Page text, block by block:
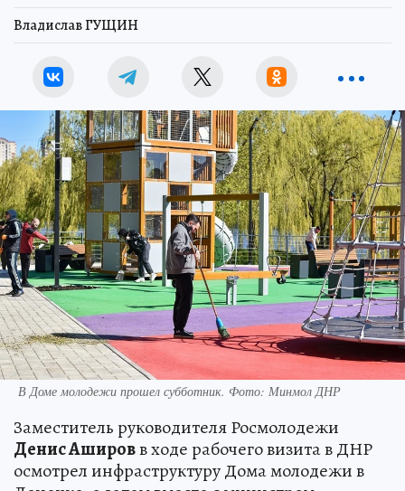
Владислав ГУЩИН
В Доме молодежи прошел субботник. Фото: Минмол ДНР
Заместитель руководителя Росмолодежи
Денис Ашировв ходе рабочего визита в ДНР
осмотрел инфраструктуру Дома молодежи в